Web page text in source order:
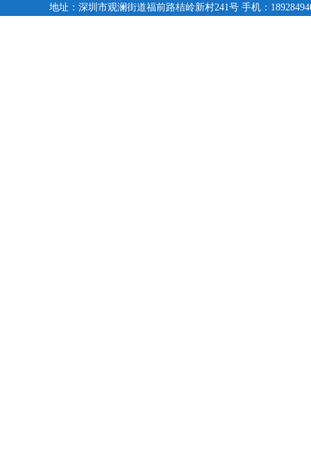
地址：深圳市观澜街道福前路桔岭新村241号 手机：